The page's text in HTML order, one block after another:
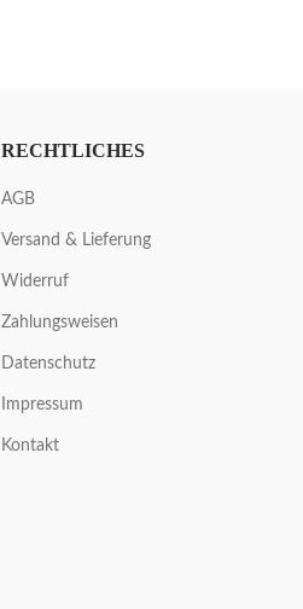
RECHTLICHES
AGB
Versand & Lieferung
Widerruf
Zahlungsweisen
Datenschutz
Impressum
Kontakt